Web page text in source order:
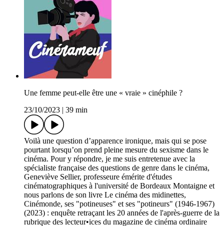
Une femme peut-elle être une « vraie » cinéphile ?
23/10/2023
39 min
Voilà une question d’apparence ironique, mais qui se pose
pourtant lorsqu’on prend pleine mesure du sexisme dans le
cinéma. Pour y répondre, je me suis entretenue avec la
spécialiste française des questions de genre dans le cinéma,
Geneviève Sellier, professeure émérite d'études
cinématographiques à l'université de Bordeaux Montaigne et
nous parlons de son livre Le cinéma des midinettes,
Cinémonde, ses "potineuses" et ses "potineurs" (1946-1967)
(2023) : enquête retraçant les 20 années de l'après-guerre de la
rubrique des lecteur•ices du magazine de cinéma ordinaire